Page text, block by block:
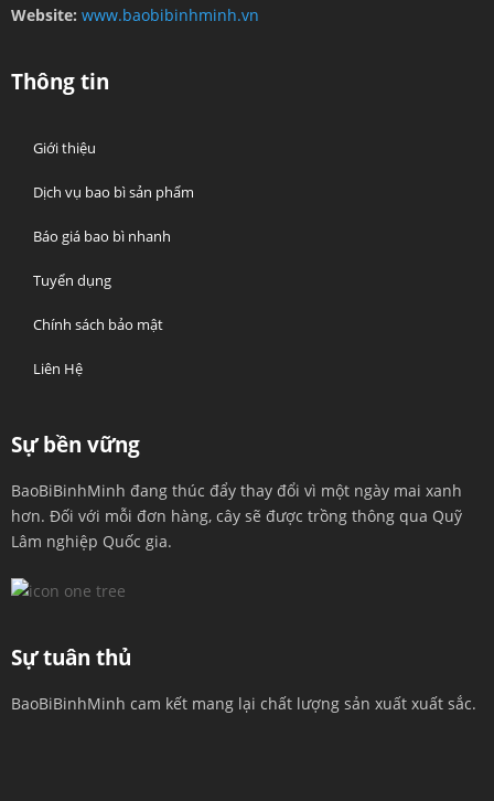
Website: www.baobibinhminh.vn
Thông tin
Giới thiệu
Dịch vụ bao bì sản phẩm
Báo giá bao bì nhanh
Tuyển dụng
Chính sách bảo mật
Liên Hệ
Sự bền vững
BaoBiBinhMinh đang thúc đẩy thay đổi vì một ngày mai xanh
hơn. Đối với mỗi đơn hàng, cây sẽ được trồng thông qua Quỹ
Lâm nghiệp Quốc gia.
Sự tuân thủ
BaoBiBinhMinh cam kết mang lại chất lượng sản xuất xuất sắc.